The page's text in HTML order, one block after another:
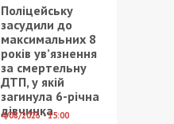
Поліцейську
засудили до
максимальних 8
років ув’язнення
за смертельну
ДТП, у якій
загинула 6-річна
дівчинка
4/08/2026 - 15:00